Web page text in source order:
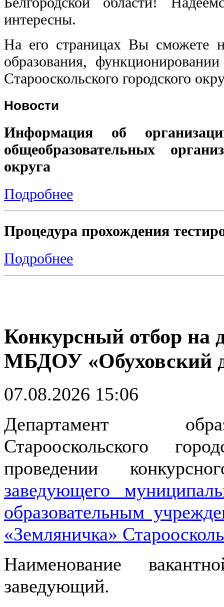
интересны.
На его страницах Вы сможете
образования,
Старооскольского городского
Новости
Информация об
общеобразовательных
округа
Подробнее
Процедура прохождения
Подробнее
Конкурсный отбор на
МБДОУ «Обуховский
07.08.2026 15:06
Департамент
Старооскольского
проведении
заведующего
образовательным
«Земляничка»
Наименование
заведующий.